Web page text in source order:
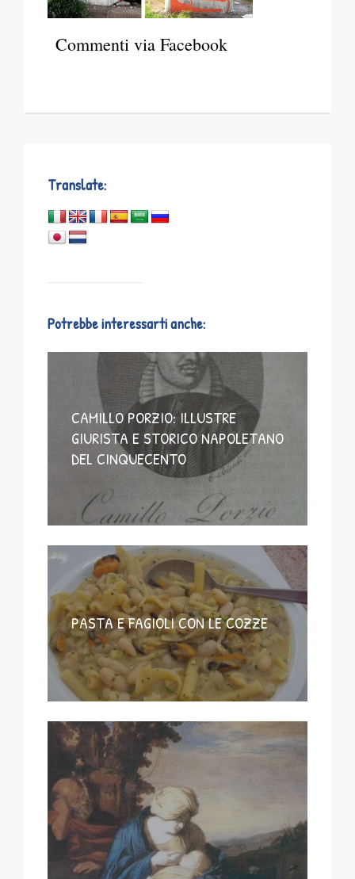
Commenti via Facebook
Translate:
Potrebbe interessarti anche:
CAMILLO PORZIO: ILLUSTRE
GIURISTA E STORICO NAPOLETANO
DEL CINQUECENTO
PASTA E FAGIOLI CON LE COZZE